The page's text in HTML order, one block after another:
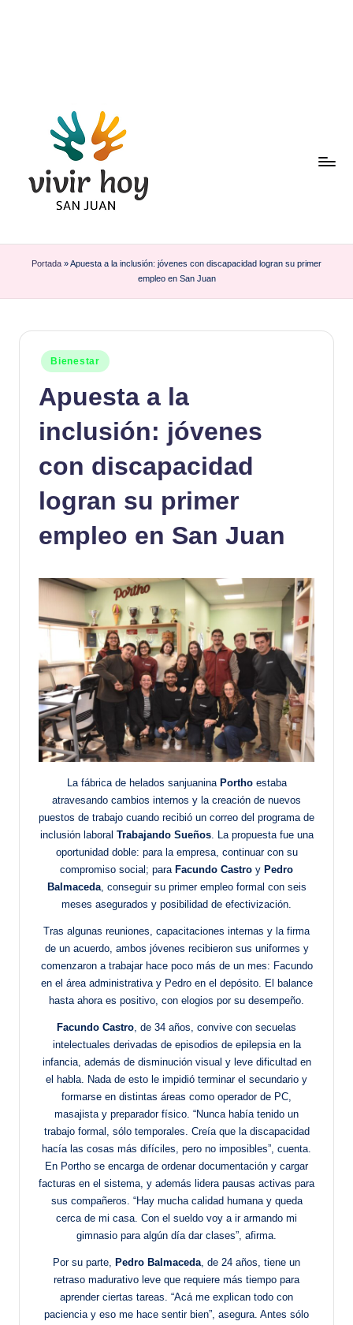
Saltar
contenido
Portada »Apuesta a la inclusión: jóvenes con discapacidad logran su primer
empleo en San Juan
Publicado
en
Bienestar
Apuesta a la
inclusión: jóvenes
con discapacidad
logran su primer
empleo en San Juan
La fábrica de helados sanjuanina Porthoestaba
atravesando cambios internos y la creación de nuevos
puestos de trabajo cuando recibió un correo del programa de
inclusión laboral Trabajando Sueños. La propuesta fue una
oportunidad doble: para la empresa, continuar con su
compromiso social; para Facundo Castro y Pedro
Balmaceda, conseguir su primer empleo formal con seis
meses asegurados y posibilidad de efectivización.
Tras algunas reuniones, capacitaciones internas y la firma
de un acuerdo, ambos jóvenes recibieron sus uniformes y
comenzaron a trabajar hace poco más de un mes: Facundo
en el área administrativa y Pedro en el depósito. El balance
hasta ahora es positivo, con elogios por su desempeño.
Facundo Castro, de 34 años, convive con secuelas
intelectuales derivadas de episodios de epilepsia en la
infancia, además de disminución visual y leve dificultad en
el habla. Nada de esto le impidió terminar el secundario y
formarse en distintas áreas como operador de PC,
masajista y preparador físico. “Nunca había tenido un
trabajo formal, sólo temporales. Creía que la discapacidad
hacía las cosas más difíciles, pero no imposibles”, cuenta.
En Portho se encarga de ordenar documentación y cargar
facturas en el sistema, y además lidera pausas activas para
sus compañeros. “Hay mucha calidad humana y queda
cerca de mi casa. Con el sueldo voy a ir armando mi
gimnasio para algún día dar clases”, afirma.
Por su parte, Pedro Balmaceda, de 24 años, tiene un
retraso madurativo leve que requiere más tiempo para
aprender ciertas tareas. “Acá me explican todo con
paciencia y eso me hace sentir bien”, asegura. Antes sólo